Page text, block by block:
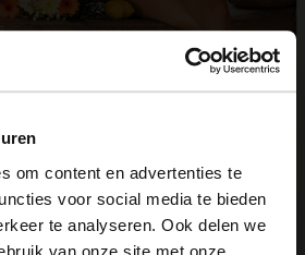
om content en advertenties te
voor social media te bieden
te analyseren. Ook delen we
van onze site met onze
×
in English?